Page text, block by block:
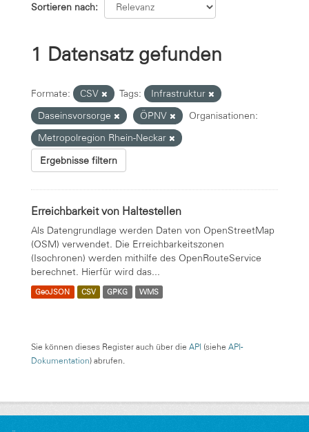
Sortieren nach
1 Datensatz gefunden
Formate: CSV Tags:
Infrastruktur
Daseinsvorsorge
ÖPNV
Organisationen:
Metropolregion Rhein-Neckar
Ergebnisse filtern
Erreichbarkeit von Haltestellen
Als Datengrundlage werden Daten von OpenStreetMap
(OSM) verwendet. Die Erreichbarkeitszonen
(Isochronen) werden mithilfe des OpenRouteService
berechnet. Hierfür wird das...
GeoJSON CSV GPKG WMS
Sie können dieses Register auch über die API (siehe API-
Dokumentation) abrufen.